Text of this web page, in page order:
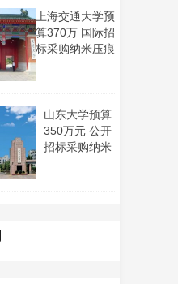
上海交通大学预
算370万 国际招
标采购纳米压痕
山东大学预算
350万元 公开
招标采购纳米